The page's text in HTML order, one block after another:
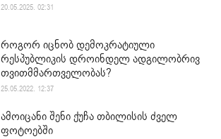
20.05.2025. 02:31
როგორ იცნობ დემოკრატიული
რესპუბლიკის დროინდელ ადგილობრივ
თვითმმართველობას?
25.05.2022. 12:37
ამოიცანი შენი ქუჩა თბილისის ძველ
ფოტოებში